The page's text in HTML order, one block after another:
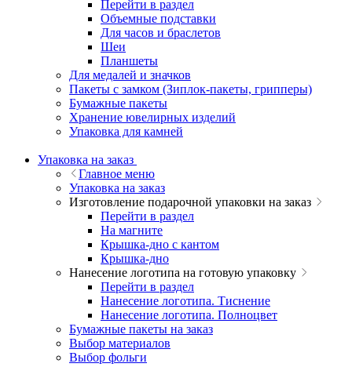
Перейти в раздел
Объемные подставки
Для часов и браслетов
Шеи
Планшеты
Для медалей и значков
Пакеты с замком (Зиплок-пакеты, грипперы)
Бумажные пакеты
Хранение ювелирных изделий
Упаковка для камней
Упаковка на заказ
Главное меню
Упаковка на заказ
Изготовление подарочной упаковки на заказ
Перейти в раздел
На магните
Крышка-дно с кантом
Крышка-дно
Нанесение логотипа на готовую упаковку
Перейти в раздел
Нанесение логотипа. Тиснение
Нанесение логотипа. Полноцвет
Бумажные пакеты на заказ
Выбор материалов
Выбор фольги